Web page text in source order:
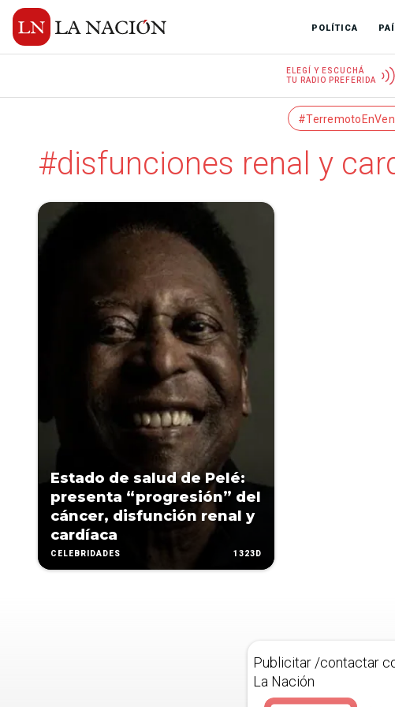
POLÍTICA
ELEGÍ Y ESCUCHÁ
TU RADIO PREFERIDA
#disfunciones renal y
Estado de salud de Pelé:
presenta “progresión” del
cáncer, disfunción renal y
cardíaca
CELEBRIDADES 1323D
Publicitar /contactar
La Nación